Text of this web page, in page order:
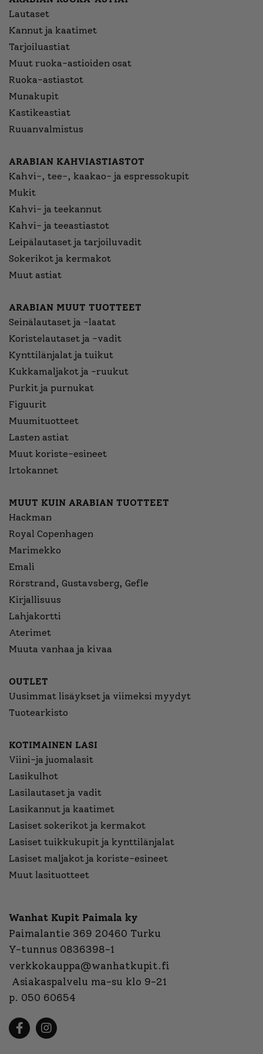
Lautaset
Kannut ja kaatimet
Tarjoiluastiat
Muut ruoka-astioiden osat
Ruoka-astiastot
Munakupit
Kastikeastiat
Ruuanvalmistus
ARABIAN KAHVIASTIASTOT
Kahvi-, tee-, kaakao- ja espressokupit
Mukit
Kahvi- ja teekannut
Kahvi- ja teeastiastot
Leipälautaset ja tarjoiluvadit
Sokerikot ja kermakot
Muut astiat
ARABIAN MUUT TUOTTEET
Seinälautaset ja -laatat
Koristelautaset ja -vadit
Kynttilänjalat ja tuikut
Kukkamaljakot ja -ruukut
Purkit ja purnukat
Figuurit
Muumituotteet
Lasten astiat
Muut koriste-esineet
Irtokannet
MUUT KUIN ARABIAN TUOTTEET
Hackman
Royal Copenhagen
Marimekko
Emali
Rörstrand, Gustavsberg, Gefle
Kirjallisuus
Lahjakortti
Aterimet
Muuta vanhaa ja kivaa
OUTLET
Uusimmat lisäykset ja viimeksi myydyt
Tuotearkisto
KOTIMAINEN LASI
Viini-ja juomalasit
Lasikulhot
Lasilautaset ja vadit
Lasikannut ja kaatimet
Lasiset sokerikot ja kermakot
Lasiset tuikkukupit ja kynttilänjalat
Lasiset maljakot ja koriste-esineet
Muut lasituotteet
Wanhat Kupit Paimala ky
Paimalantie 369 20460 Turku
Y-tunnus 0836398-1
verkkokauppa@wanhatkupit.fi
Asiakaspalvelu ma-su klo 9-21
p. 050 60654